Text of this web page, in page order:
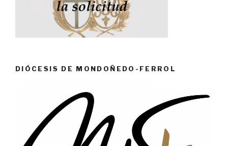
DIÓCESIS DE MONDOÑEDO-FERROL